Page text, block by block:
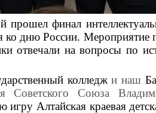
финал
ко дню России. Мероприятие
отвечали на вопросы по
колледжи наш
Советского Союза
игру Алтайская краевая